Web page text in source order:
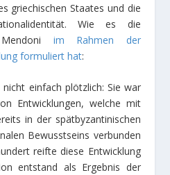
griechischen Staates und die
Wie es die
im Rahmen der
formuliert hat:
einfach plötzlich: Sie war
Entwicklungen, welche mit
in der spätbyzantinischen
Bewusstseins verbunden
reifte diese Entwicklung
entstand als Ergebnis der